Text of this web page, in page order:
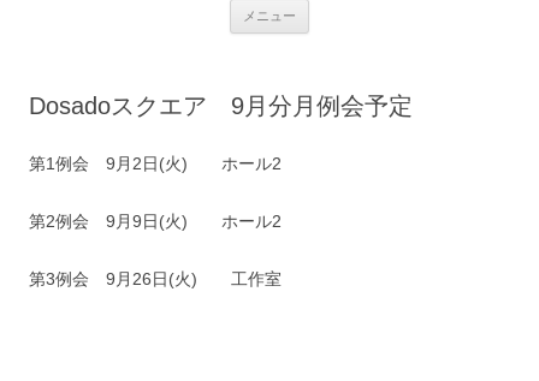
メニュー
Dosadoスクエア 9月分月例会予定
第1例会 9月2日(火) ホール2
第2例会 9月9日(火) ホール2
第3例会 9月26日(火) 工作室